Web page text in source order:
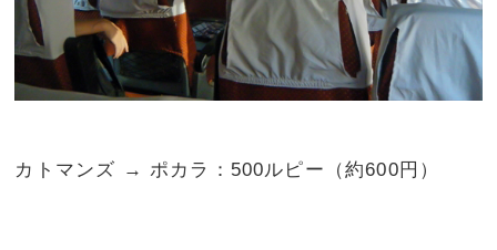
カトマンズ → ポカラ：500ルピー（約600円）